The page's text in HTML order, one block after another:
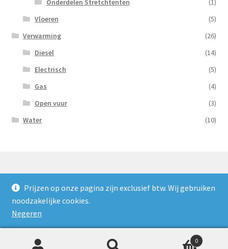
Prijzen op onze pagina zijn exclusief btw. Wij gebruiken
noodzakelijke cookies.
Negeren
Onderdelen Stretchtenten
(1)
Vloeren
(5)
Verwarming
(26)
Diesel
(14)
Electrisch
(5)
Gas
(4)
Open vuur
(3)
Water
(10)
© Nooijens Verhuur 2026
Privacybeleid
Gebouwd met WooCommerce
0